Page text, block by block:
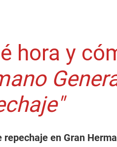
hora y
repechaje en Gran